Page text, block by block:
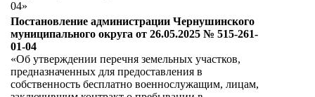
04»
Постановление администрации Чернушинского
муниципального округа от 26.05.2025 № 515-261-
01-04
«Об утверждении перечня земельных участков,
предназначенных для предоставления в
собственность бесплатно военнослужащим, лицам,